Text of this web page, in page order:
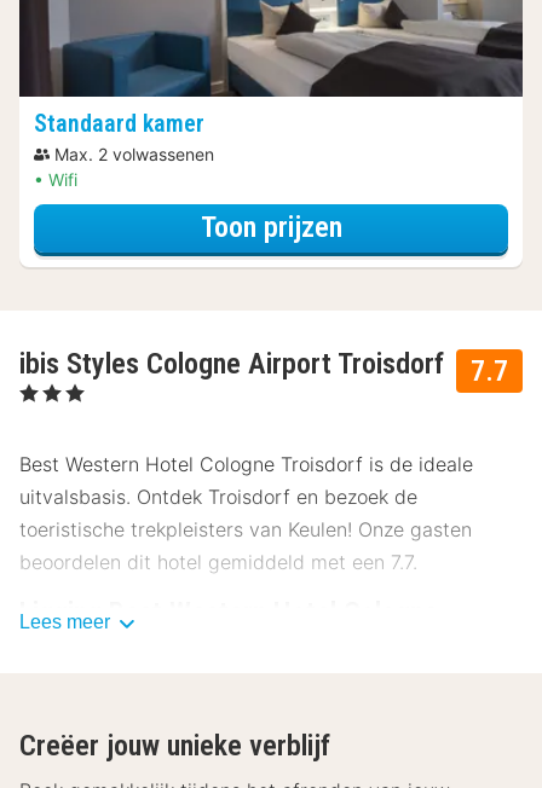
Standaard kamer
Max. 2 volwassenen
Wifi
Toon prijzenvoor Late
7.7
ibis Styles Cologne Airport Troisdorf
, 3 Sterren
Best Western Hotel Cologne Troisdorf is de ideale
uitvalsbasis. Ontdek Troisdorf en bezoek de
toeristische trekpleisters van Keulen! Onze gasten
beoordelen dit hotel gemiddeld met een 7.7.
Ligging Best Western Hotel Cologne
minuten rijden van het centrum van Keulen. Maak een
Lees meer
Creëer jouw unieke verblijf